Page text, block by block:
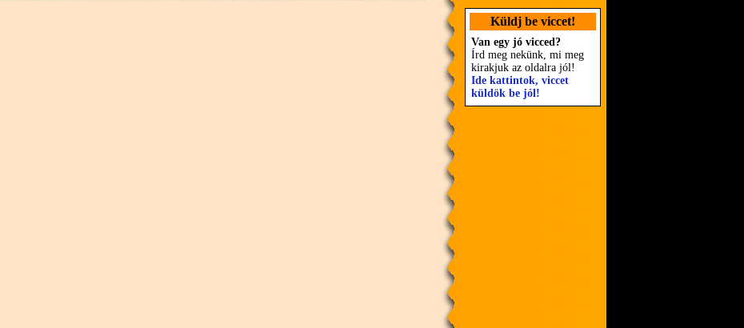
Küldj be viccet!
Van egy jó vicced?
Írd meg nekünk, mi meg
kirakjuk az oldalra jól!
Ide kattintok, viccet
küldök be jól!